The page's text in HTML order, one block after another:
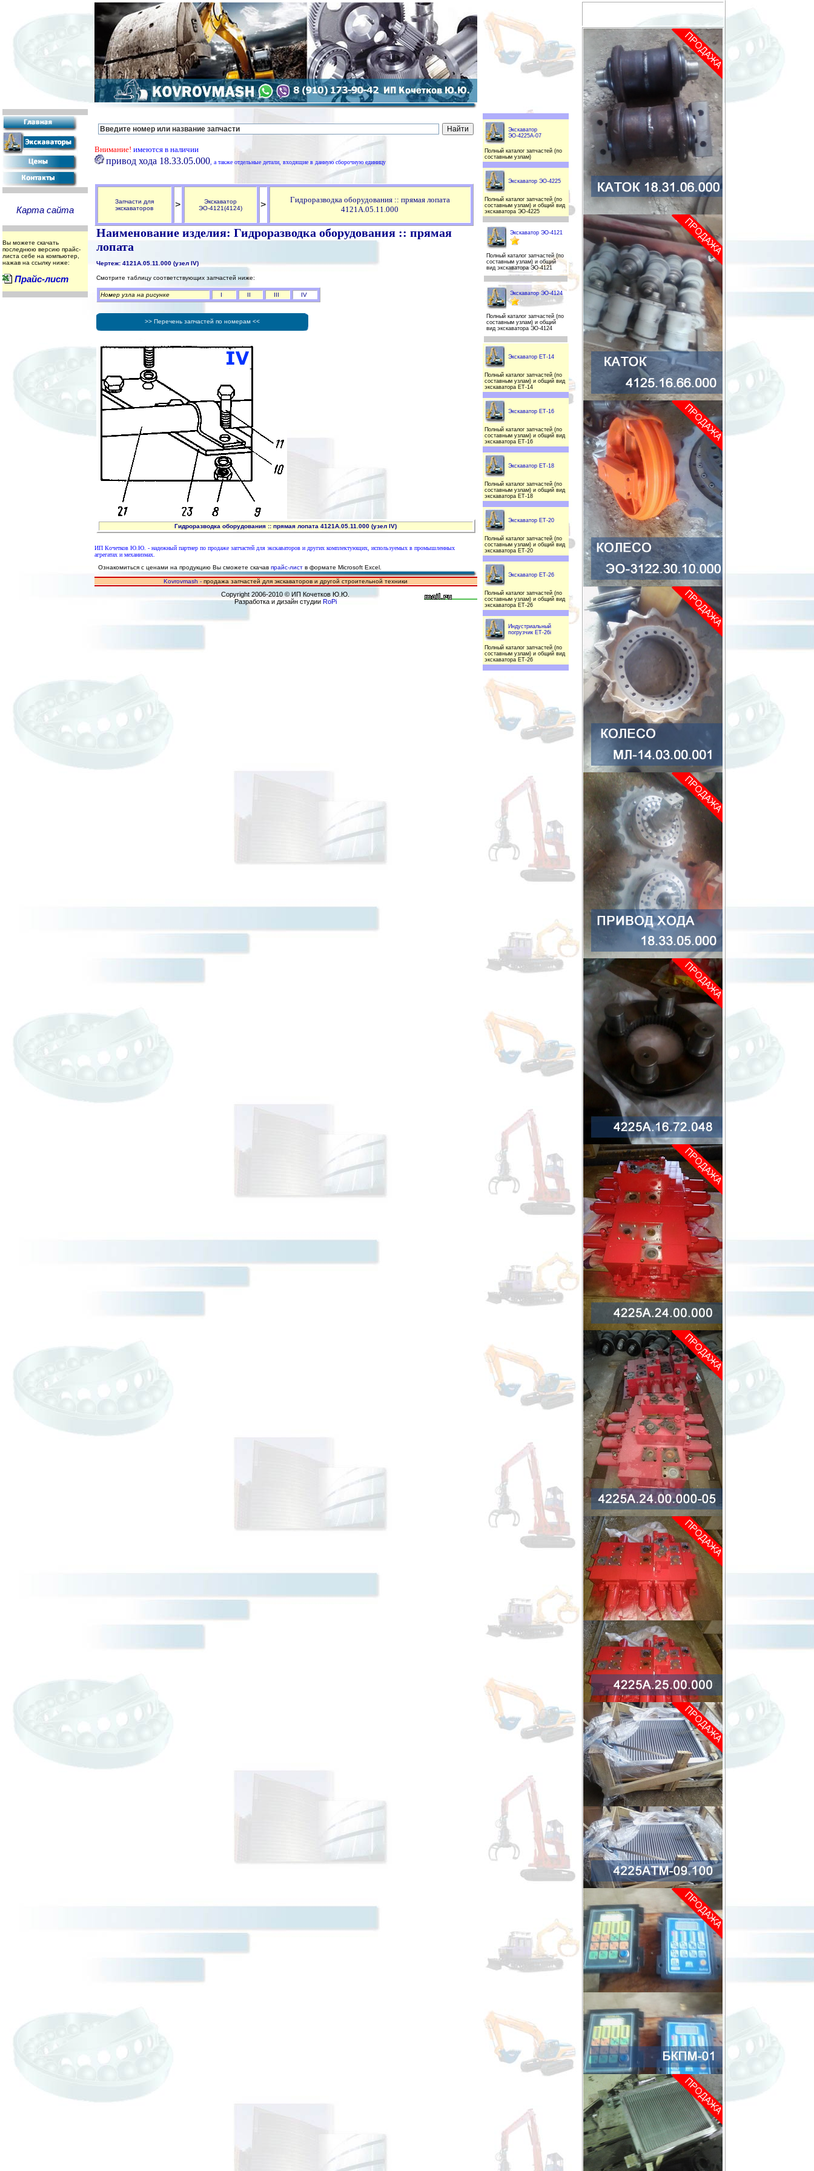
Карта сайта
Вы можете скачать
последнюю версию прайс-
листа себе на компьютер,
нажав на ссылку ниже:
Прайс-лист
Внимание! имеются в наличии
привод хода 18.33.05.000, а также отдельные детали, входящие в данную сборочную единицу
Запчасти для
экскаваторов
>
Экскаватор
ЭО-4121(4124)
>
Гидроразводка оборудования :: прямая лопата
4121А.05.11.000
Наименование изделия: Гидроразводка оборудования :: прямая
лопата
Чертеж: 4121А.05.11.000 (узел IV)
Смотрите таблицу соответствующих запчастей ниже:
Номер узла на рисунке IV
>> Перечень запчастей по номерам <<
Гидроразводка оборудования :: прямая лопата 4121А.05.11.000 (узел IV)
ИП Кочетков Ю.Ю. - надежный партнер по продаже запчастей для экскаваторов и других комплектующих, используемых в промышленных
агрегатах и механизмах.
Ознакомиться с ценами на продукцию Вы сможете скачав прайс-листв формате Microsoft Excel.
Kovrovmash - продажа запчастей для экскаваторов и другой строительной техники
Copyright 2006-2010 © ИП Кочетков Ю.Ю.
Разработка и дизайн студии RoPi
Экскаватор
ЭО-4225А-07
Полный каталог запчастей (по
составным узлам)
Экскаватор ЭО-4225
Полный каталог запчастей (по
составным узлам) и общий вид
экскаватора ЭО-4225
Экскаватор ЭО-4121
Полный каталог запчастей (по
составным узлам) и общий
вид экскаватора ЭО-4121
Экскаватор ЭО-4124
Полный каталог запчастей (по
составным узлам) и общий
вид экскаватора ЭО-4124
Экскаватор ЕТ-14
Полный каталог запчастей (по
составным узлам) и общий вид
экскаватора ЕТ-14
Экскаватор ЕТ-16
Полный каталог запчастей (по
составным узлам) и общий вид
экскаватора ЕТ-16
Экскаватор ЕТ-18
Полный каталог запчастей (по
составным узлам) и общий вид
экскаватора ЕТ-18
Экскаватор ЕТ-20
Полный каталог запчастей (по
составным узлам) и общий вид
экскаватора ЕТ-20
Экскаватор ЕТ-26
Полный каталог запчастей (по
составным узлам) и общий вид
экскаватора ЕТ-26
Индустриальный
погрузчик ЕТ-26i
Полный каталог запчастей (по
составным узлам) и общий вид
экскаватора ЕТ-26